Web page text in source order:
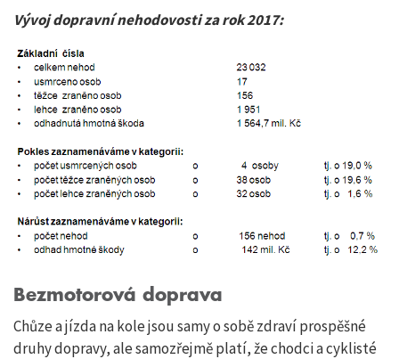
Vývoj dopravní nehodovosti za rok 2017:
Bezmotorová doprava
Chůze a jízda na kole jsou samy o sobě zdraví prospěšné
druhy dopravy, ale samozřejmě platí, že chodci a cyklisté